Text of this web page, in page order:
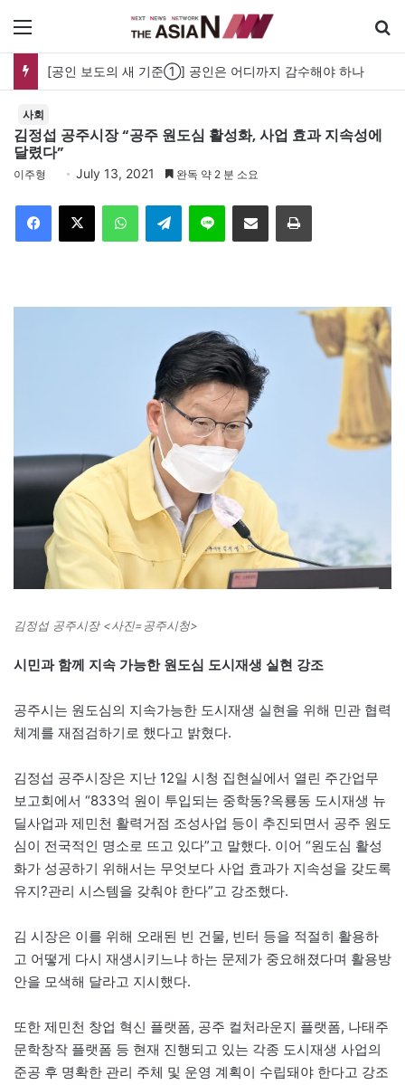
[공인 보도의 새 기준①] 공인은 어디까지 감수해야 하나
사회
김정섭 공주시장 “공주 원도심 활성화, 사업 효과 지속성에
달렸다”
이주형 July 13, 2021 완독 약 2 분 소요
Telegram 이메일
김정섭 공주시장 <사진=공주시청>
시민과 함께 지속 가능한 원도심 도시재생 실현 강조
공주시는 원도심의 지속가능한 도시재생 실현을 위해 민관 협력
체계를 재점검하기로 했다고 밝혔다.
김정섭 공주시장은 지난 12일 시청 집현실에서 열린 주간업무
보고회에서 “833억 원이 투입되는 중학동?옥룡동 도시재생 뉴
딜사업과 제민천 활력거점 조성사업 등이 추진되면서 공주 원도
심이 전국적인 명소로 뜨고 있다”고 말했다. 이어 “원도심 활성
화가 성공하기 위해서는 무엇보다 사업 효과가 지속성을 갖도록
유지?관리 시스템을 갖춰야 한다”고 강조했다.
김 시장은 이를 위해 오래된 빈 건물, 빈터 등을 적절히 활용하
고 어떻게 다시 재생시키느냐 하는 문제가 중요해졌다며 활용방
안을 모색해 달라고 지시했다.
또한 제민천 창업 혁신 플랫폼, 공주 컬처라운지 플랫폼, 나태주
문학창작 플랫폼 등 현재 진행되고 있는 각종 도시재생 사업의
준공 후 명확한 관리 주체 및 운영 계획이 수립돼야 한다고 강조